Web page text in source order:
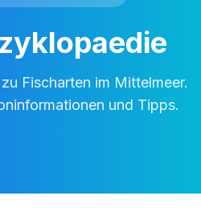
Fischarten im Mittelmeer.
und Tipps.